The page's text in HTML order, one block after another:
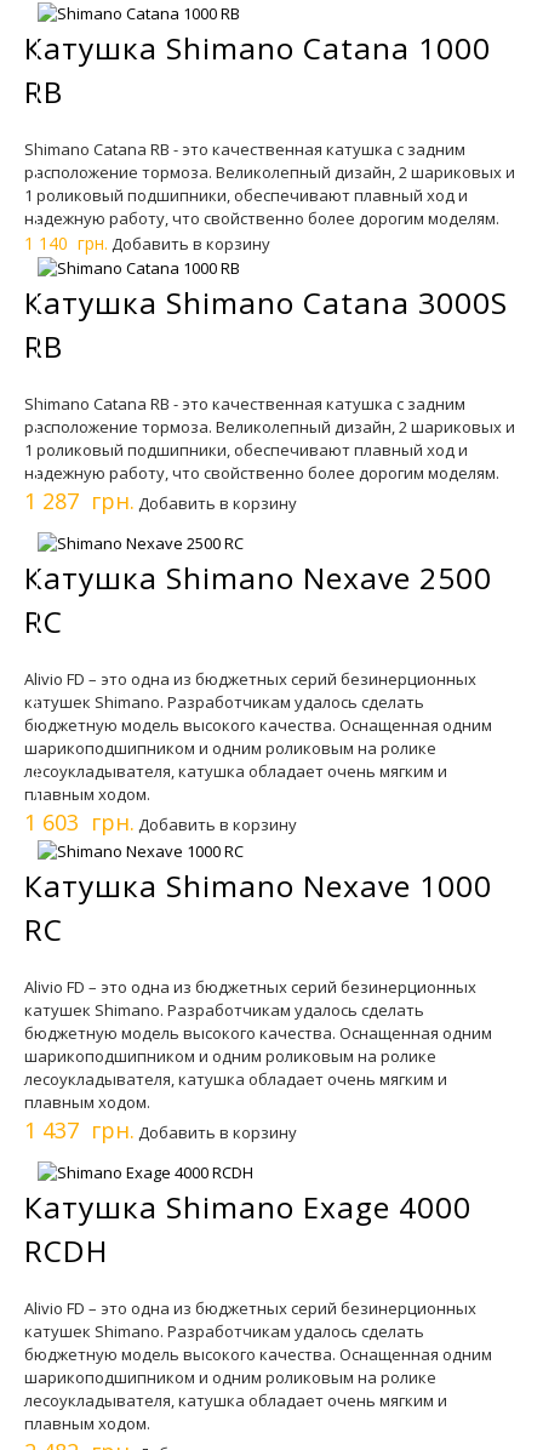
Катушка Shimano Catana 1000
RB
Shimano Catana RB - это качественная катушка с задним
расположение тормоза. Великолепный дизайн, 2 шариковых и
1 роликовый подшипники, обеспечивают плавный ход и
надежную работу, что свойственно более дорогим моделям.
1 140 грн. Добавить в корзину
Катушка Shimano Catana 3000S
RB
Shimano Catana RB - это качественная катушка с задним
расположение тормоза. Великолепный дизайн, 2 шариковых и
1 роликовый подшипники, обеспечивают плавный ход и
надежную работу, что свойственно более дорогим моделям.
1 287 грн. Добавить в корзину
Катушка Shimano Nexave 2500
RC
Alivio FD – это одна из бюджетных серий безинерционных
катушек Shimano. Разработчикам удалось сделать
бюджетную модель высокого качества. Оснащенная одним
шарикоподшипником и одним роликовым на ролике
лесоукладывателя, катушка обладает очень мягким и
плавным ходом.
1 603 грн. Добавить в корзину
Катушка Shimano Nexave 1000
RC
Alivio FD – это одна из бюджетных серий безинерционных
катушек Shimano. Разработчикам удалось сделать
бюджетную модель высокого качества. Оснащенная одним
шарикоподшипником и одним роликовым на ролике
лесоукладывателя, катушка обладает очень мягким и
плавным ходом.
1 437 грн. Добавить в корзину
Катушка Shimano Exage 4000
RCDH
Alivio FD – это одна из бюджетных серий безинерционных
катушек Shimano. Разработчикам удалось сделать
бюджетную модель высокого качества. Оснащенная одним
шарикоподшипником и одним роликовым на ролике
лесоукладывателя, катушка обладает очень мягким и
плавным ходом.